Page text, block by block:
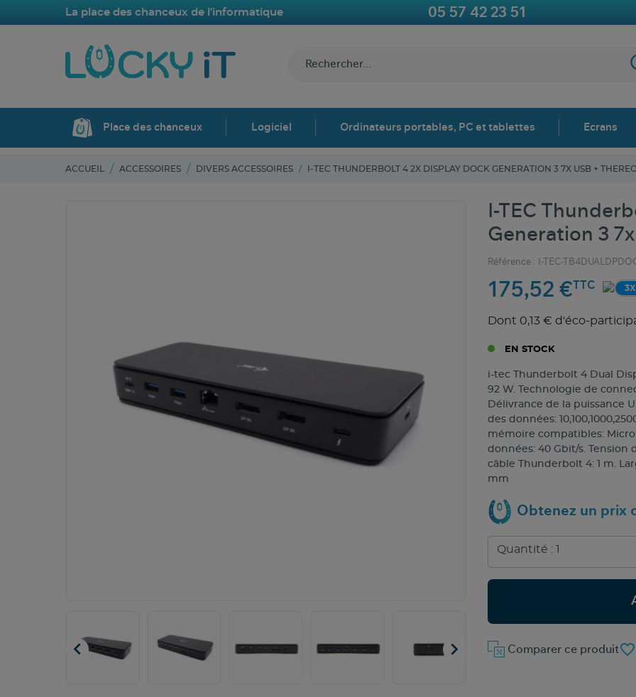
La place des chanceux de l'informatique 05 57 42 23 51
Place des chanceux Logiciel Ordinateurs portables, PC et tablettes Ecrans
ACCUEIL ACCESSOIRES DIVERS ACCESSOIRES I-TEC THUNDERBOLT 4 2X DISPLAY DOCK GENERATION 3 7X USB +
 
I-TEC
Generation 3
Référence : I-TEC-
175,52 €TTC 3X
Dont 0,13 € d'éco-
EN STOCK
i-tec Thunderbolt 4 Dual
92 W. Technologie de
Délivrance de la puissance
des données:
mémoire compatibles:
données: 40 Gbit/s. Tension
câble Thunderbolt 4: 1 m.
mm
Obtenez un prix
favorite_border
Comparer ce produit